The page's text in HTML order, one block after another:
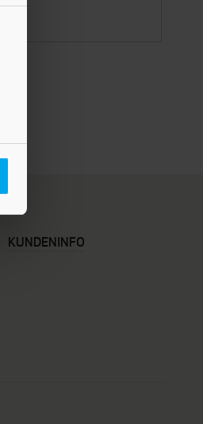
KUNDENINFO